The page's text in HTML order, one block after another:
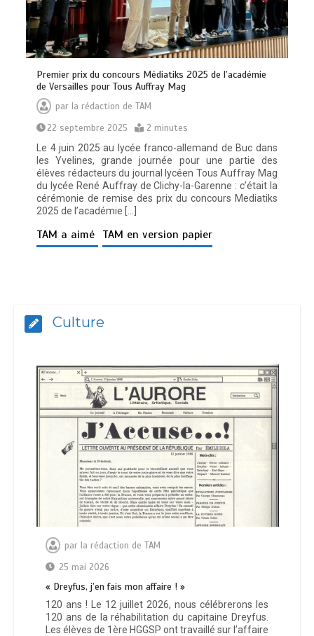
Premier prix du concours Médiatiks 2025 de l’académie
de Versailles pour Tous Auffray Mag
par la rédaction de TAM
22 septembre 2025
2 minutes
Le 4 juin 2025 au lycée franco-allemand de Buc dans
les Yvelines, grande journée pour une partie des
élèves rédacteurs du journal lycéen Tous Auffray Mag
du lycée René Auffray de Clichy-la-Garenne : c’était la
cérémonie de remise des prix du concours Mediatiks
2025 de l’académie […]
TAM a aimé TAM en version papier
Culture
par la rédaction de TAM
25 mai 2026
« Dreyfus, j’en fais mon affaire ! »
120 ans ! Le 12 juillet 2026, nous célébrerons les
120 ans de la réhabilitation du capitaine Dreyfus.
Les élèves de 1ère HGGSP ont travaillé sur l’affaire